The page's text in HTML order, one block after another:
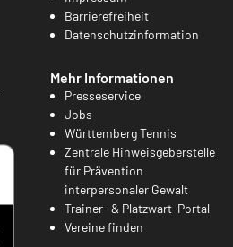
Barrierefreiheit
Datenschutzinformation
Mehr Informationen
Presseservice
Jobs
Württemberg Tennis
Zentrale Hinweisgeberstelle
für Prävention
interpersonaler Gewalt
Trainer- & Platzwart-Portal
Vereine finden